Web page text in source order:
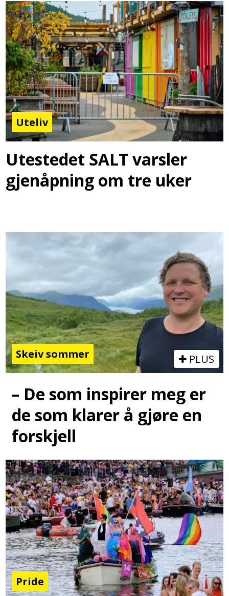
Uteliv
Utestedet SALT varsler
gjenåpning om tre uker
Skeiv sommer PLUS
– De som inspirer meg er
de som klarer å gjøre en
forskjell
Pride